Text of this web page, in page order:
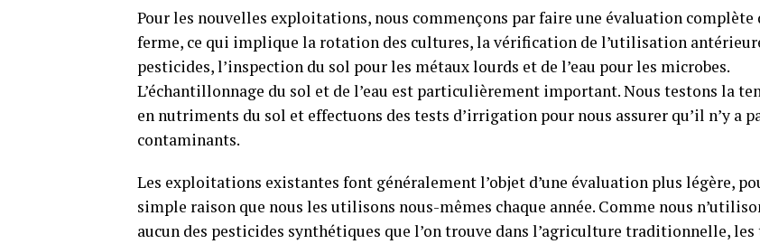
Pour les nouvelles exploitations, nous commençons par faire une évaluation complète
ferme, ce qui implique la rotation des cultures, la vérification de l’utilisation
pesticides, l’inspection du sol pour les métaux lourds et de l’eau pour les microbes.
L’échantillonnage du sol et de l’eau est particulièrement important. Nous testons la
en nutriments du sol et effectuons des tests d’irrigation pour nous assurer qu’il n’y a
contaminants.
Les exploitations existantes font généralement l’objet d’une évaluation plus légère,
simple raison que nous les utilisons nous-mêmes chaque année. Comme nous
aucun des pesticides synthétiques que l’on trouve dans l’agriculture traditionnelle, les